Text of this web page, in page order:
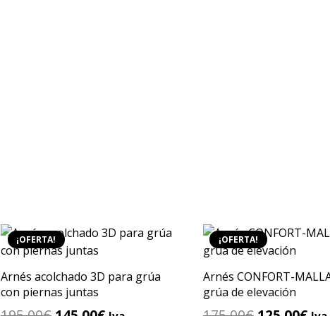
¡OFERTA!
Arnés acolchado 3D para grúa
con piernas juntas
¡OFERTA!
Arnés CONFORT-
grúa de elevación